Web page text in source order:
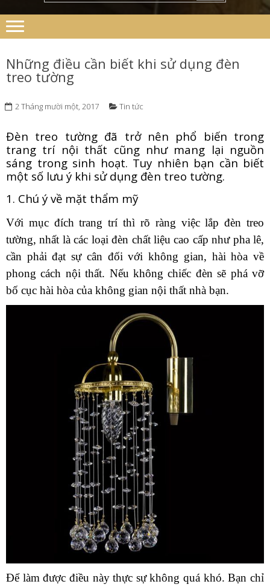
Những điều cần biết khi sử dụng đèn
treo tường
2 Tháng mười một, 2017 Tin tức
Đèn treo tường đã trở nên phổ biến trong
trang trí nội thất cũng như mang lại nguồn
sáng trong sinh hoạt. Tuy nhiên bạn cần biết
một số lưu ý khi sử dụng đèn treo tường.
1. Chú ý về mặt thẩm mỹ
Với mục đích trang trí thì rõ ràng việc lắp đèn treo
tường, nhất là các loại đèn chất liệu cao cấp như pha lê,
cần phải đạt sự cân đối với không gian, hài hòa về
phong cách nội thất. Nếu không chiếc đèn sẽ phá vỡ
bố cục hài hòa của không gian nội thất nhà bạn.
Để làm được điều này thực sự không quá khó. Bạn chỉ